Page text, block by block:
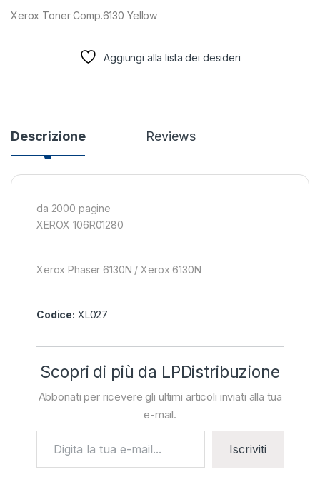
Xerox Toner Comp.6130 Yellow
Aggiungi alla lista dei desideri
Descrizione Reviews
da 2000 pagine
XEROX 106R01280
Xerox Phaser 6130N / Xerox 6130N
Codice: XL027
Scopri di più da LPDistribuzione
Abbonati per ricevere gli ultimi articoli inviati alla tua
e-mail.
Iscriviti